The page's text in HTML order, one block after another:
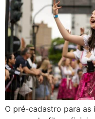
O pré-cadastro para as